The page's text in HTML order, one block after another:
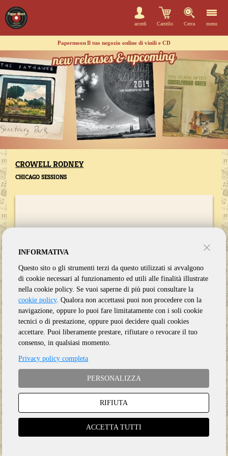
accedi Carrello Cerca menu
PapermoonIl tuo negozio online di vinili e CD
CROWELL RODNEY
CHICAGO SESSIONS
Anno:2023
INFORMATIVA
Questo sito o gli strumenti terzi da questo utilizzati si avvalgono
di cookie necessari al funzionamento ed utili alle finalità illustrate
nella cookie policy. Se vuoi saperne di più puoi consultare la
cookie policy. Qualora non accettassi puoi non procedere con la
navigazione, oppure lo puoi fare limitatamente con i soli cookie
tecnici o di prestazione, oppure puoi decidere quali cookies
accettare. Puoi liberamente prestare, rifiutare o revocare il tuo
consenso, in qualsiasi momento.
Privacy policy completa
PERSONALIZZA
RIFIUTA
ACCETTA TUTTI